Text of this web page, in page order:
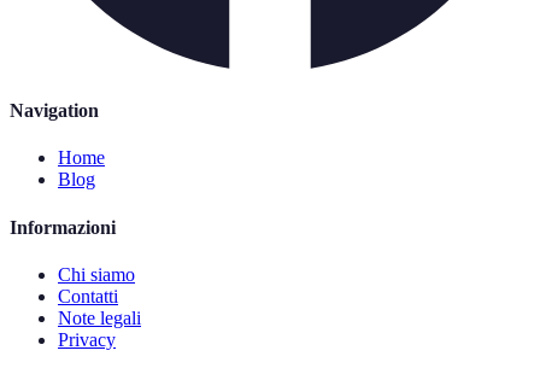
Navigation
Home
Blog
Informazioni
Chi siamo
Contatti
Note legali
Privacy